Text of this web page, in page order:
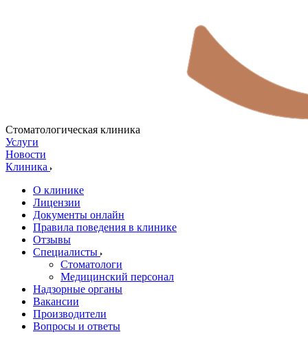
Стоматологическая клиника
Услуги
Новости
Клиника
О клинике
Лицензии
Документы онлайн
Правила поведения в клинике
Отзывы
Специалисты
Стоматологи
Медицинский персонал
Надзорные органы
Вакансии
Производители
Вопросы и ответы